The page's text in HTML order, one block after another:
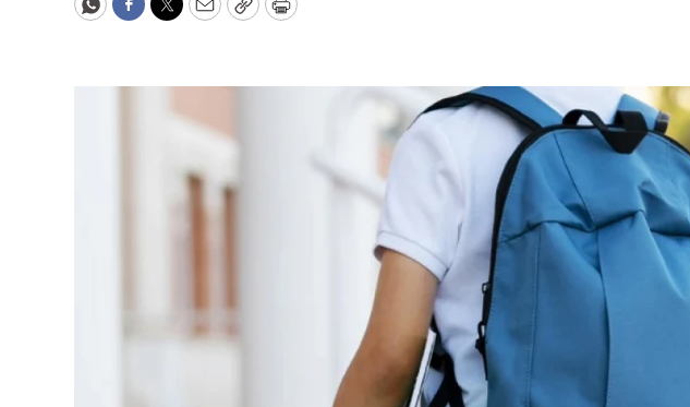
WhatsApp
Facebook
Twitter
EmailCopyPrint